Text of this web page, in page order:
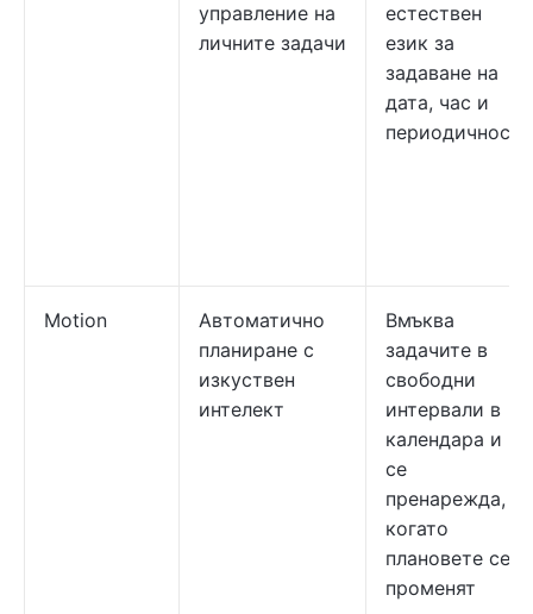
управление на
личните задачи
естествен
език за
задаване на
дата, час и
периодичност
Motion
Автоматично
планиране с
изкуствен
интелект
Вмъква
задачите в
свободни
интервали в
календара и
се
пренарежда,
когато
плановете се
променят